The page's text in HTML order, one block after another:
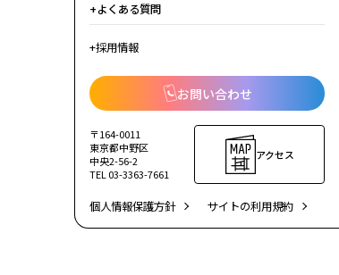
よくある質問
採用情報
お問い合わせ
〒164-0011
東京都中野区
中央2-56-2
TEL 03-3363-7661
アクセス
個人情報保護方針 サイトの利用規約